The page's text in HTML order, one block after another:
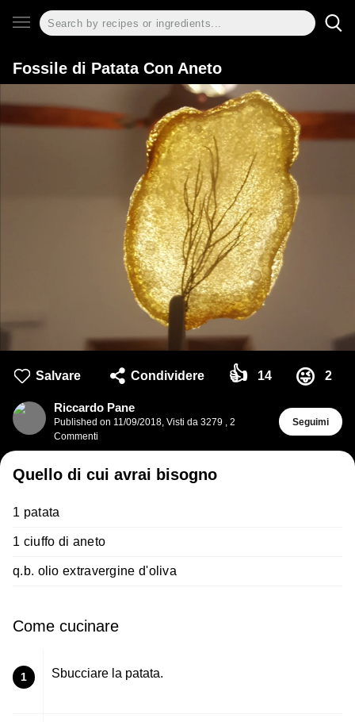
Fossile di Patata Con Aneto
Salvare Condividere 👍 14 😜 2
Riccardo Pane
Published on 11/09/2018, Visti da 3279 , 2
Commenti
Seguimi
Quello di cui avrai bisogno
1 patata
1 ciuffo di aneto
q.b. olio extravergine d'oliva
Come cucinare
1 Sbucciare la patata.